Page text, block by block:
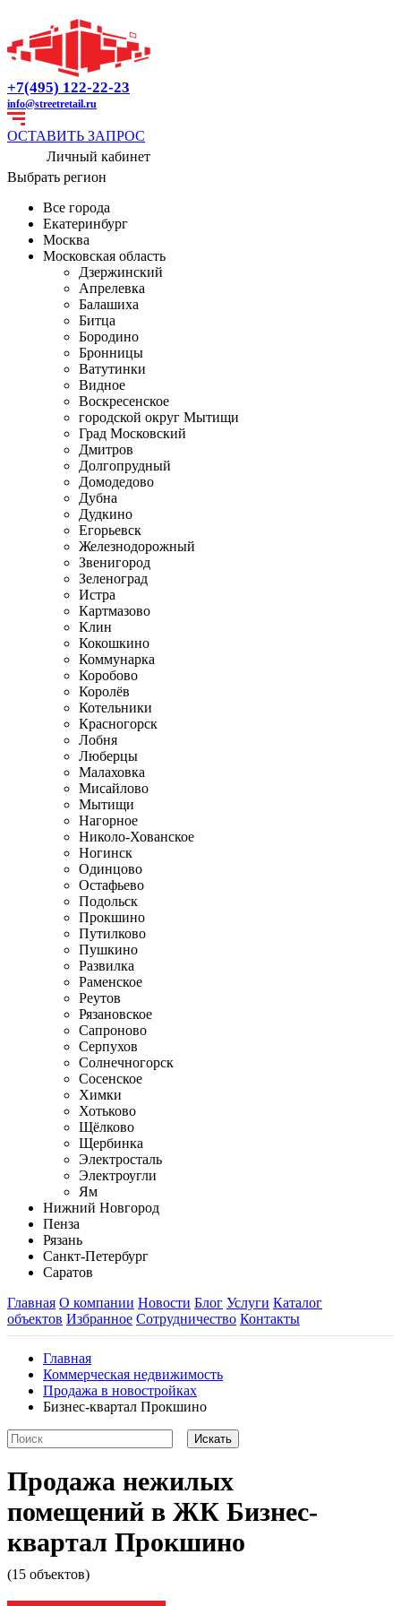
+7(495) 122-22-23
info@streetretail.ru
ОСТАВИТЬ ЗАПРОС
Личный кабинет
Выбрать регион
Все города
Екатеринбург
Москва
Московская область
Дзержинский
Апрелевка
Балашиха
Битца
Бородино
Бронницы
Ватутинки
Видное
Воскресенское
городской округ Мытищи
Град Московский
Дмитров
Долгопрудный
Домодедово
Дубна
Дудкино
Егорьевск
Железнодорожный
Звенигород
Зеленоград
Истра
Картмазово
Клин
Кокошкино
Коммунарка
Коробово
Королёв
Котельники
Красногорск
Лобня
Люберцы
Малаховка
Мисайлово
Мытищи
Нагорное
Николо-Хованское
Ногинск
Одинцово
Остафьево
Подольск
Прокшино
Путилково
Пушкино
Развилка
Раменское
Реутов
Рязановское
Сапроново
Серпухов
Солнечногорск
Сосенское
Химки
Хотьково
Щёлково
Щербинка
Электросталь
Электроугли
Ям
Нижний Новгород
Пенза
Рязань
Санкт-Петербург
Саратов
Главная О компании Новости Блог Услуги Каталог
объектов Избранное Сотрудничество Контакты
Главная
Коммерческая недвижимость
Продажа в новостройках
Бизнес-квартал Прокшино
Продажа нежилых
помещений в ЖК Бизнес-
квартал Прокшино
(15 объектов)